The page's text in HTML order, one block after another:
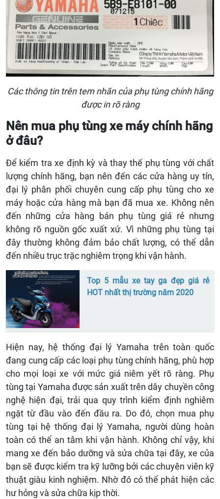
Các thông tin trên tem nhãn của phụ tùng chính hãng
được in rõ ràng
Nên mua phụ tùng xe máy chính hãng
ở đâu?
Để kiểm tra xe định kỳ và thay thế phụ tùng với chất
lượng chính hãng, bạn nên đến các cửa hàng uy tín,
đại lý phân phối chuyên cung cấp phụ tùng cho xe
máy hoặc cửa hàng mà bạn đã mua xe. Không nên
đến những cửa hàng bán phụ tùng giá rẻ nhưng
không rõ nguồn gốc xuất xứ. Vì những phụ tùng tại
đây thường không đảm bảo chất lượng, có thể dẫn
đến nhiều trục trặc nghiêm trọng khi vận hành.
Top 5 mẫu xe tay ga đẹp giá rẻ
HOT nhất thị trường năm 2020
Hiện nay, hệ thống đại lý Yamaha trên toàn quốc
đang cung cấp các loại phụ tùng chính hãng, phù hợp
cho mọi loại xe với mức giá niêm yết rõ ràng. Phụ
tùng tại Yamaha được sản xuất trên dây chuyền công
nghệ hiện đại, trải qua quy trình kiểm định nghiêm
ngặt từ đầu vào đến đầu ra. Do đó, chọn mua phụ
tùng tại hệ thống đại lý Yamaha, người dùng hoàn
toàn có thể an tâm khi vận hành. Không chỉ vậy, khi
mang xe đến bảo dưỡng và sửa chữa tại đây, xe của
bạn sẽ được kiểm tra kỹ lưỡng bởi các chuyên viên kỹ
thuật giàu kinh nghiệm. Nhờ đó có thể phát hiện các
hư hỏng và sửa chữa kịp thời.